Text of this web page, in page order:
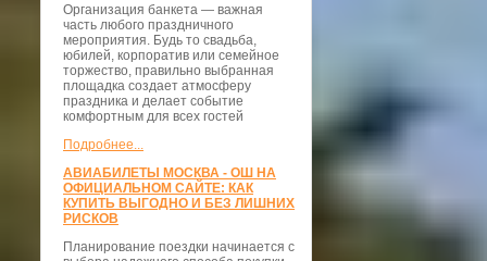
Организация банкета — важная
часть любого праздничного
мероприятия. Будь то свадьба,
юбилей, корпоратив или семейное
торжество, правильно выбранная
площадка создает атмосферу
праздника и делает событие
комфортным для всех гостей
Подробнее...
АВИАБИЛЕТЫ МОСКВА - ОШ НА
ОФИЦИАЛЬНОМ САЙТЕ: КАК
КУПИТЬ ВЫГОДНО И БЕЗ ЛИШНИХ
РИСКОВ
Планирование поездки начинается с